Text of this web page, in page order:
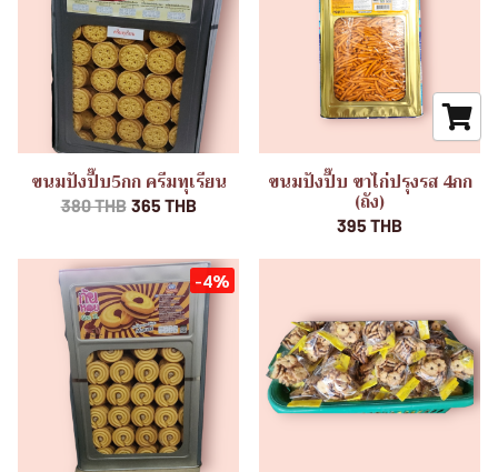
ขนมปังปี๊บ5กก ครีมทุเรียน
380 THB 365 THB
ขนมปังปี๊บ ขาไก่ปรุงรส 4กก
(ถัง)
395 THB
-4%